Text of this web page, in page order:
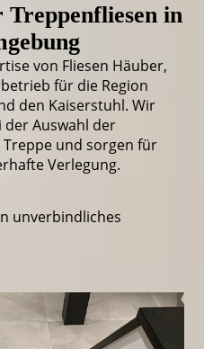
in
von Fliesen Häuber,
für die Region
den Kaiserstuhl. Wir
der Auswahl der
und sorgen für
Verlegung.
unverbindliches